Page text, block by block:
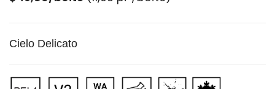
Cielo Delicato